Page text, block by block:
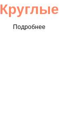
Круглые
Подробнее